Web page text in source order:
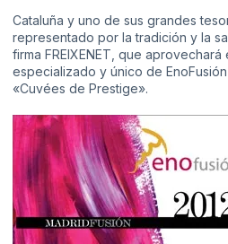
Cataluña y uno de sus grandes
representado por la tradición y la
firma FREIXENET, que
especializado y único de
«Cuvées de Prestige».